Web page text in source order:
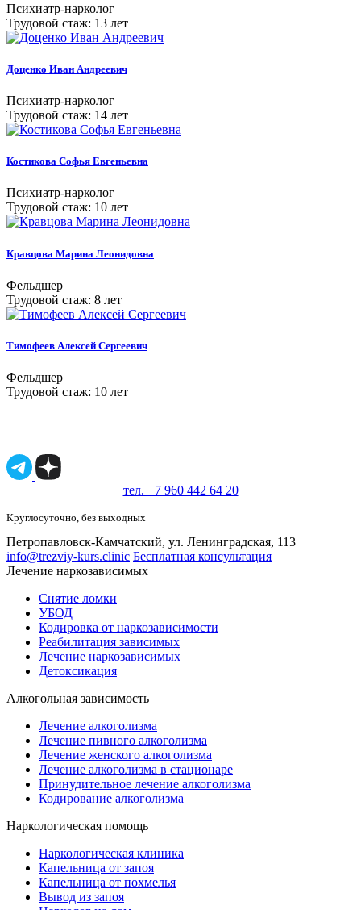
Психиатр-нарколог
Трудовой стаж: 13 лет
Доценко Иван Андреевич
Психиатр-нарколог
Трудовой стаж: 14 лет
Костикова Софья Евгеньевна
Психиатр-нарколог
Трудовой стаж: 10 лет
Кравцова Марина Леонидовна
Фельдшер
Трудовой стаж: 8 лет
Тимофеев Алексей Сергеевич
Фельдшер
Трудовой стаж: 10 лет
тел. +7 960 442 64 20
Круглосуточно, без выходных
Петропавловск-Камчатский, ул. Ленинградская, 113
info@trezviy-kurs.clinic Бесплатная консультация
Лечение наркозависимых
Снятие ломки
УБОД
Кодировка от наркозависимости
Реабилитация зависимых
Лечение наркозависимых
Детоксикация
Алкогольная зависимость
Лечение алкоголизма
Лечение пивного алкоголизма
Лечение женского алкоголизма
Лечение алкоголизма в стационаре
Принудительное лечение алкоголизма
Кодирование алкоголизма
Наркологическая помощь
Наркологическая клиника
Капельница от запоя
Капельница от похмелья
Вывод из запоя